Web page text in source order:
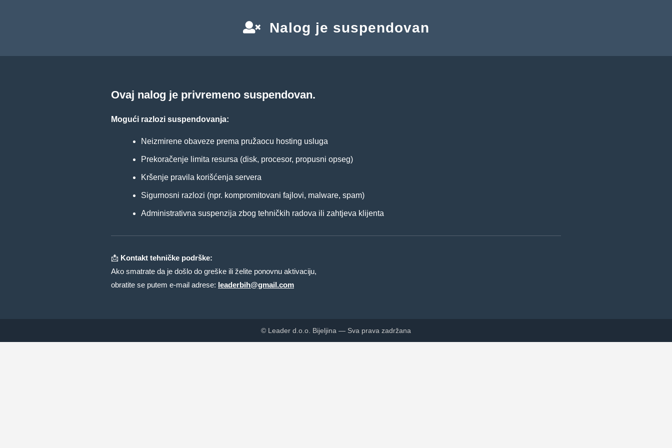
Nalog je suspendovan
Ovaj nalog je privremeno suspendovan.
Mogući razlozi suspendovanja:
Neizmirene obaveze prema pružaocu hosting usluga
Prekoračenje limita resursa (disk, procesor, propusni opseg)
Kršenje pravila korišćenja servera
Sigurnosni razlozi (npr. kompromitovani fajlovi, malware, spam)
Administrativna suspenzija zbog tehničkih radova ili zahtjeva klijenta
📩 Kontakt tehničke podrške:
Ako smatrate da je došlo do greške ili želite ponovnu aktivaciju,
obratite se putem e-mail adrese: leaderbih@gmail.com
© Leader d.o.o. Bijeljina — Sva prava zadržana